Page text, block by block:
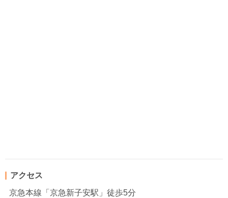
アクセス
京急本線「京急新子安駅」徒歩5分